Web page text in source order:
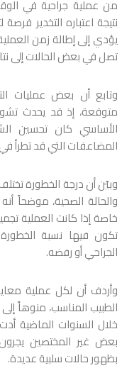
من عملية جراحية في
نتيجة اعتباره التخدير
يؤدي إلى إطالة زمن
تصل في بعض الحالات إلى
وتابع أن بعض عمليات
متوقعة، إذ قد يحدث
الأساسي كان تحسين
المضاعفات التي قد تطرأ
وبيّن أن درجة الخطورة
والحالة الصحية، موضحاً
خاصة إذا كانت العملية
تكون فيها نسبة
الجراحي أو رفضه.
وأردف أن لكل عملية
الطبيب المناسب، منوهاً
خلال السنوات الماضية
بعض غير المختصين
بظهور حالات سلبية عديدة.